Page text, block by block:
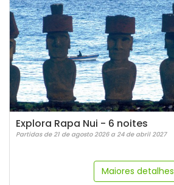
Explora Rapa Nui - 6 noites
Partidas de 21 de agosto 2026 a 24 de abril 2027
Maiores detalhes